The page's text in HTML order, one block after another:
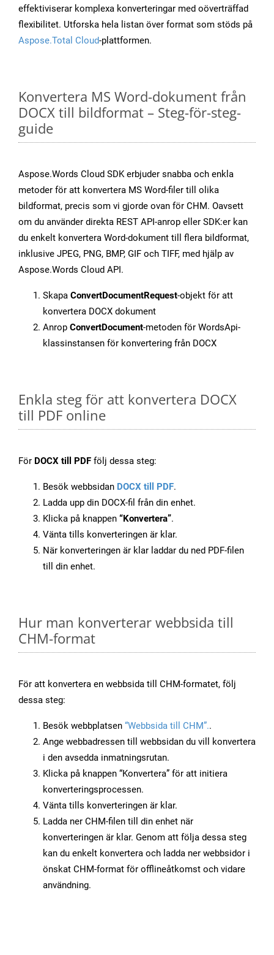
effektiviserar komplexa konverteringar med oöverträffad
flexibilitet. Utforska hela listan över format som stöds på
Aspose.Total Cloud-plattformen.
Konvertera MS Word-dokument från
DOCX till bildformat – Steg-för-steg-
guide
Aspose.Words Cloud SDK erbjuder snabba och enkla
metoder för att konvertera MS Word-filer till olika
bildformat, precis som vi gjorde ovan för CHM. Oavsett
om du använder direkta REST API-anrop eller SDK:er kan
du enkelt konvertera Word-dokument till flera bildformat,
inklusive JPEG, PNG, BMP, GIF och TIFF, med hjälp av
Aspose.Words Cloud API.
Skapa ConvertDocumentRequest-objekt för att
konvertera DOCX dokument
Anrop ConvertDocument-metoden för WordsApi-
klassinstansen för konvertering från DOCX
Enkla steg för att konvertera DOCX
till PDF online
För DOCX till PDF följ dessa steg:
Besök webbsidan DOCX till PDF.
Ladda upp din DOCX-fil från din enhet.
Klicka på knappen “Konvertera”.
Vänta tills konverteringen är klar.
När konverteringen är klar laddar du ned PDF-filen
till din enhet.
Hur man konverterar webbsida till
CHM-format
För att konvertera en webbsida till CHM-formatet, följ
dessa steg:
Besök webbplatsen “Webbsida till CHM”..
Ange webbadressen till webbsidan du vill konvertera
i den avsedda inmatningsrutan.
Klicka på knappen “Konvertera” för att initiera
konverteringsprocessen.
Vänta tills konverteringen är klar.
Ladda ner CHM-filen till din enhet när
konverteringen är klar. Genom att följa dessa steg
kan du enkelt konvertera och ladda ner webbsidor i
önskat CHM-format för offlineåtkomst och vidare
användning.